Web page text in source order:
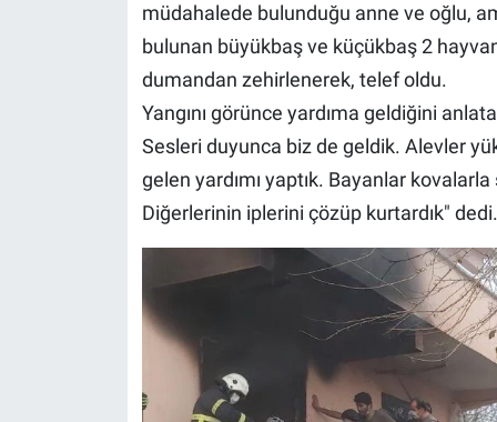
müdahalede bulunduğu anne ve oğlu,
bulunan büyükbaş ve küçükbaş 2
dumandan zehirlenerek, telef oldu.
Yangını görünce yardıma geldiğini
Sesleri duyunca biz de geldik. Alevler
gelen yardımı yaptık. Bayanlar
Diğerlerinin iplerini çözüp kurtardık" dedi.